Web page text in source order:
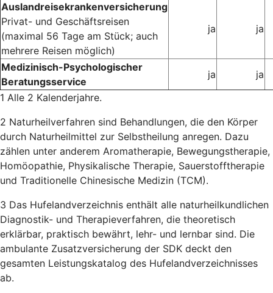
Auslandreisekrankenversicherung
Privat- und Geschäftsreisen
(maximal 56 Tage am Stück; auch
mehrere Reisen möglich)
ja ja
Medizinisch-Psychologischer
Beratungsservice
ja
ja
1 Alle 2 Kalenderjahre.
2 Naturheilverfahren sind Behandlungen, die den Körper
durch Naturheilmittel zur Selbstheilung anregen. Dazu
zählen unter anderem Aromatherapie, Bewegungstherapie,
Homöopathie, Physikalische Therapie, Sauerstofftherapie
und Traditionelle Chinesische Medizin (TCM).
3 Das Hufelandverzeichnis enthält alle naturheilkundlichen
Diagnostik- und Therapieverfahren, die theoretisch
erklärbar, praktisch bewährt, lehr- und lernbar sind. Die
ambulante Zusatzversicherung der SDK deckt den
gesamten Leistungskatalog des Hufelandverzeichnisses
ab.